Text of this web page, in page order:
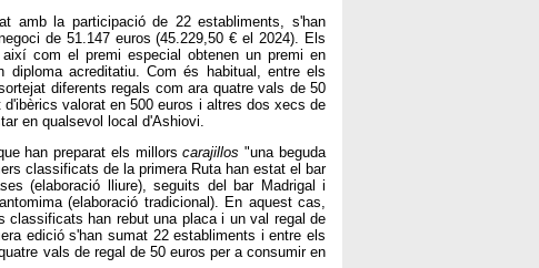
amb la participació de 22 establiments, s'han
de 51.147 euros (45.229,50 € el 2024). Els
com el premi especial obtenen un premi en
acreditatiu. Com és habitual, entre els
diferents regals com ara quatre vals de 50
valorat en 500 euros i altres dos xecs de
en qualsevol local d'Ashiovi.
han preparat els millorscarajillos "una beguda
classificats de la primera Ruta han estat el bar
(elaboració lliure), seguits del bar Madrigal i
(elaboració tradicional). En aquest cas,
classificats han rebut una placa i un val regal de
edició s'han sumat 22 establiments i entre els
vals de regal de 50 euros per a consumir en